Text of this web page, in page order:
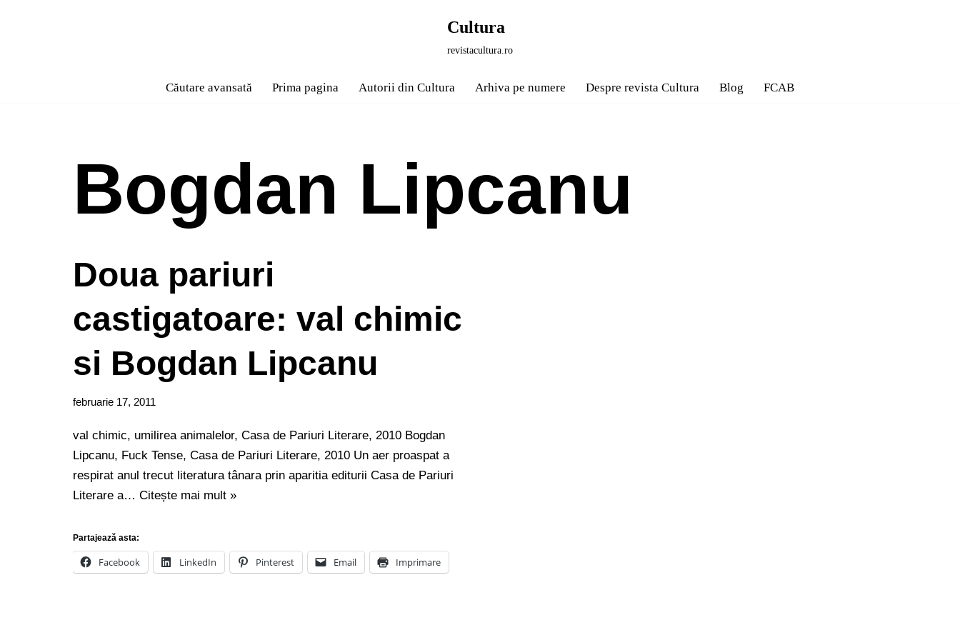
Cultura
revistacultura.ro
Căutare avansată Prima pagina Autorii din Cultura Arhiva pe numere Despre revista Cultura Blog FCAB
Bogdan Lipcanu
Doua pariuri
castigatoare: val chimic
si Bogdan Lipcanu
februarie 17, 2011
val chimic, umilirea animalelor, Casa de Pariuri Literare, 2010 Bogdan
Lipcanu, Fuck Tense, Casa de Pariuri Literare, 2010 Un aer proaspat a
respirat anul trecut literatura tânara prin aparitia editurii Casa de Pariuri
Literare a… Citește mai mult »
Partajează asta:
Facebook LinkedIn Pinterest Email Imprimare